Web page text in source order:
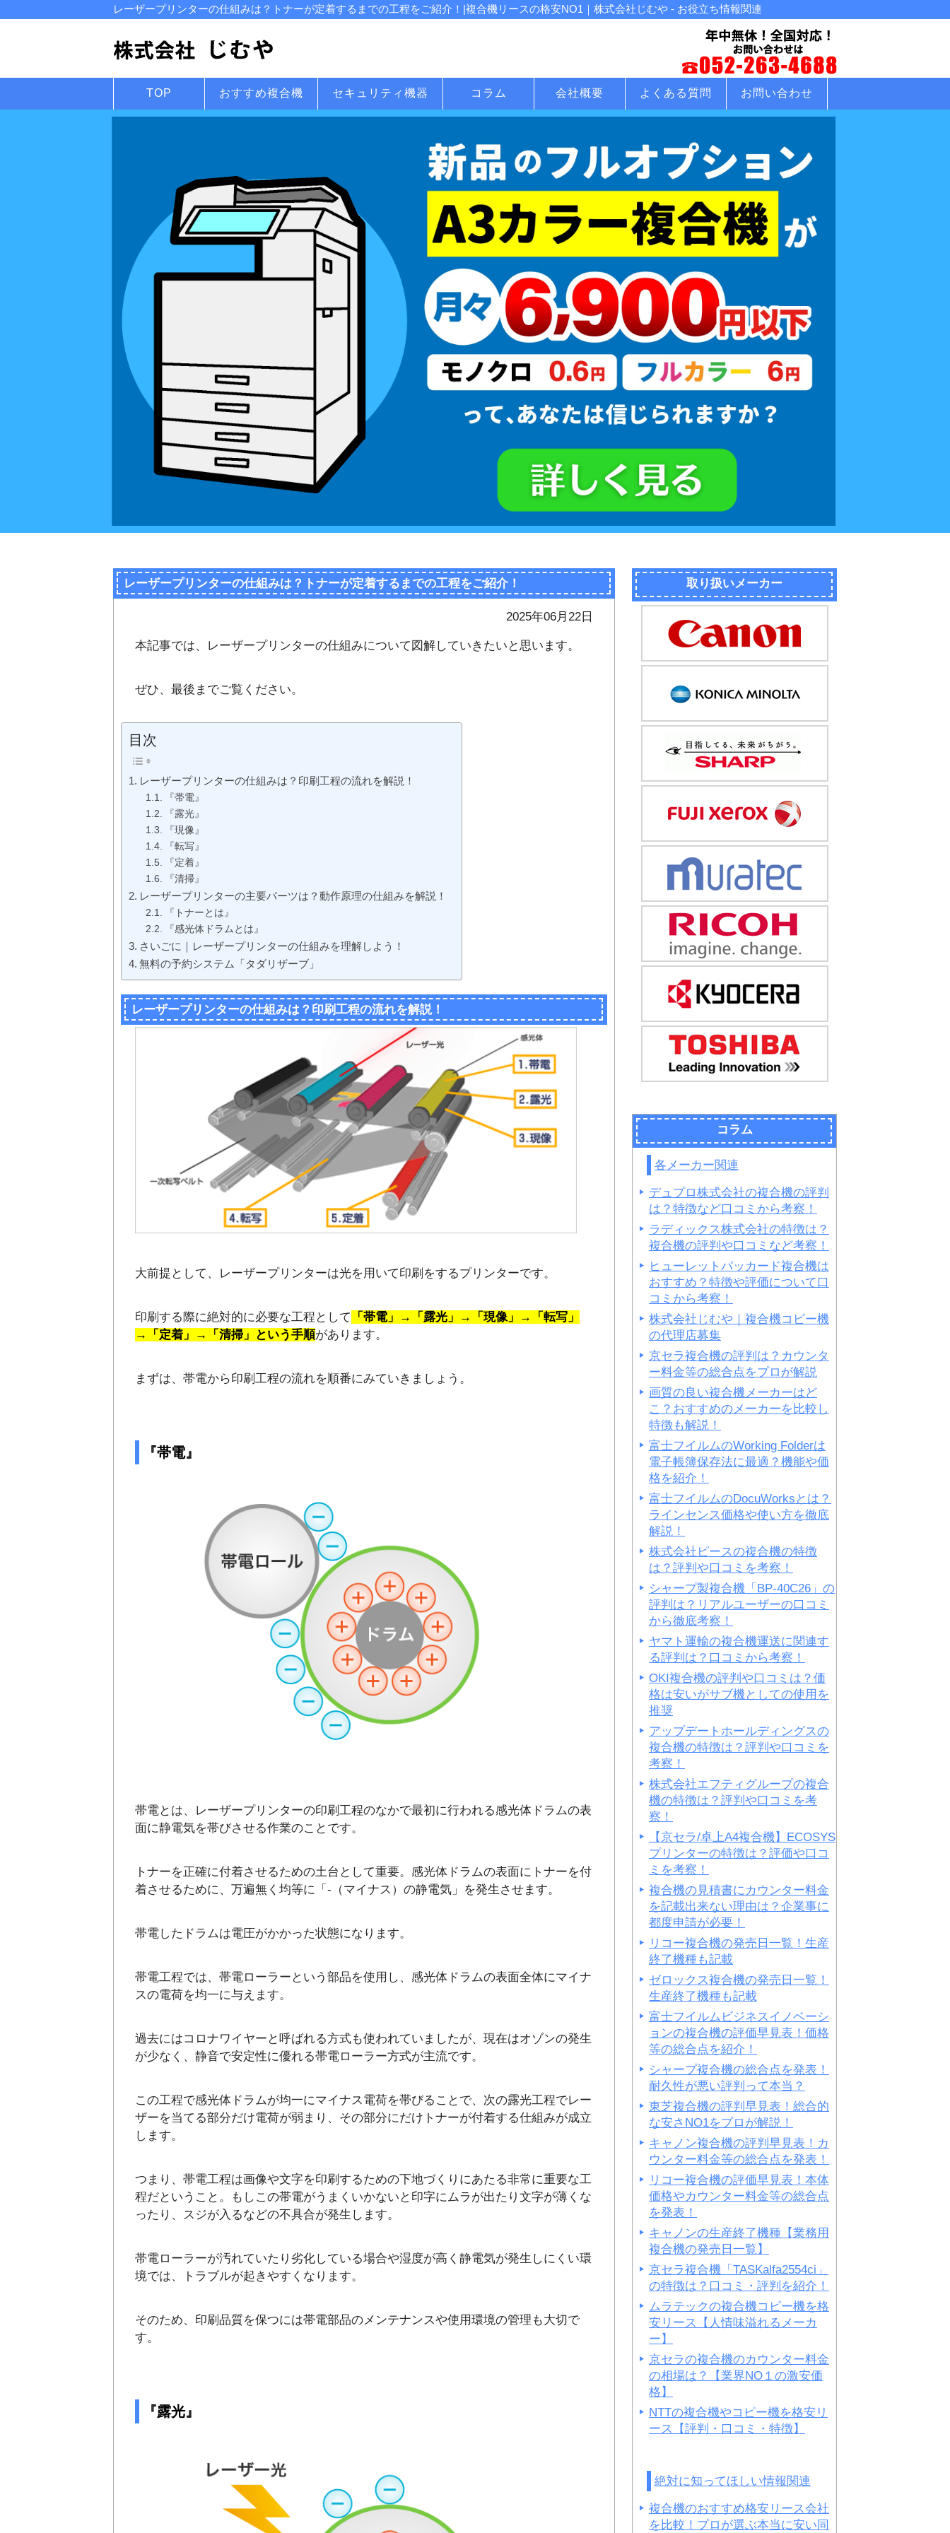
レーザープリンターの仕組みは？トナーが定着するまでの工程をご紹介！|複合機リースの格安NO1｜株式会社じむや - お役立ち情報関連
TOP おすすめ複合機 セキュリティ機器 コラム 会社概要 よくある質問 お問い合わせ
レーザープリンターの仕組みは？トナーが定着するまでの工程をご紹介！
2025年06月22日
本記事では、レーザープリンターの仕組みについて図解していきたいと思います。
ぜひ、最後までご覧ください。
目次
レーザープリンターの仕組みは？印刷工程の流れを解説！
『帯電』
『露光』
『現像』
『転写』
『定着』
『清掃』
レーザープリンターの主要パーツは？動作原理の仕組みを解説！
『トナーとは』
『感光体ドラムとは』
さいごに｜レーザープリンターの仕組みを理解しよう！
無料の予約システム「タダリザーブ」
レーザープリンターの仕組みは？印刷工程の流れを解説！
大前提として、レーザープリンターは光を用いて印刷をするプリンターです。
印刷する際に絶対的に必要な工程として
「帯電」→「露光」→「現像」→「転写」
→「定着」→「清掃」という手順があります。
まずは、帯電から印刷工程の流れを順番にみていきましょう。
『帯電』
帯電とは、レーザープリンターの印刷工程のなかで最初に行われる感光体ドラムの表
面に静電気を帯びさせる作業のことです。
トナーを正確に付着させるための土台として重要。感光体ドラムの表面にトナーを付
着させるために、万遍無く均等に「-（マイナス）の静電気」を発生させます。
帯電したドラムは電圧がかかった状態になります。
帯電工程では、帯電ローラーという部品を使用し、感光体ドラムの表面全体にマイナ
スの電荷を均一に与えます。
過去にはコロナワイヤーと呼ばれる方式も使われていましたが、現在はオゾンの発生
が少なく、静音で安定性に優れる帯電ローラー方式が主流です。
この工程で感光体ドラムが均一にマイナス電荷を帯びることで、次の露光工程でレー
ザーを当てる部分だけ電荷が弱まり、その部分にだけトナーが付着する仕組みが成立
します。
つまり、帯電工程は画像や文字を印刷するための下地づくりにあたる非常に重要な工
程だということ。もしこの帯電がうまくいかないと印字にムラが出たり文字が薄くな
ったり、スジが入るなどの不具合が発生します。
帯電ローラーが汚れていたり劣化している場合や湿度が高く静電気が発生しにくい環
境では、トラブルが起きやすくなります。
そのため、印刷品質を保つには帯電部品のメンテナンスや使用環境の管理も大切で
す。
『露光』
取り扱いメーカー
コラム
各メーカー関連
デュプロ株式会社の複合機の評判
は？特徴など口コミから考察！
ラディックス株式会社の特徴は？
複合機の評判や口コミなど考察！
ヒューレットパッカード複合機は
おすすめ？特徴や評価について口
コミから考察！
株式会社じむや｜複合機コピー機
の代理店募集
京セラ複合機の評判は？カウンタ
ー料金等の総合点をプロが解説
画質の良い複合機メーカーはど
こ？おすすめのメーカーを比較し
特徴も解説！
富士フイルムのWorking Folderは
電子帳簿保存法に最適？機能や価
格を紹介！
富士フイルムのDocuWorksとは？
ラインセンス価格や使い方を徹底
解説！
株式会社ピースの複合機の特徴
は？評判や口コミを考察！
シャープ製複合機「BP-40C26」の
評判は？リアルユーザーの口コミ
から徹底考察！
ヤマト運輸の複合機運送に関連す
る評判は？口コミから考察！
OKI複合機の評判や口コミは？価
格は安いがサブ機としての使用を
推奨
アップデートホールディングスの
複合機の特徴は？評判や口コミを
考察！
株式会社エフティグループの複合
機の特徴は？評判や口コミを考
察！
【京セラ/卓上A4複合機】ECOSYS
プリンターの特徴は？評価や口コ
ミを考察！
複合機の見積書にカウンター料金
を記載出来ない理由は？企業事に
都度申請が必要！
リコー複合機の発売日一覧！生産
終了機種も記載
ゼロックス複合機の発売日一覧！
生産終了機種も記載
富士フイルムビジネスイノベーシ
ョンの複合機の評価早見表！価格
等の総合点を紹介！
シャープ複合機の総合点を発表！
耐久性が悪い評判って本当？
東芝複合機の評判早見表！総合的
な安さNO1をプロが解説！
キャノン複合機の評判早見表！カ
ウンター料金等の総合点を発表！
リコー複合機の評価早見表！本体
価格やカウンター料金等の総合点
を発表！
キャノンの生産終了機種【業務用
複合機の発売日一覧】
京セラ複合機「TASKalfa2554ci」
の特徴は？口コミ・評判を紹介！
ムラテックの複合機コピー機を格
安リース【人情味溢れるメーカ
ー】
京セラの複合機のカウンター料金
の相場は？【業界NO１の激安価
格】
NTTの複合機やコピー機を格安リ
ース【評判・口コミ・特徴】
絶対に知ってほしい情報関連
複合機のおすすめ格安リース会社
を比較！プロが選ぶ本当に安い同